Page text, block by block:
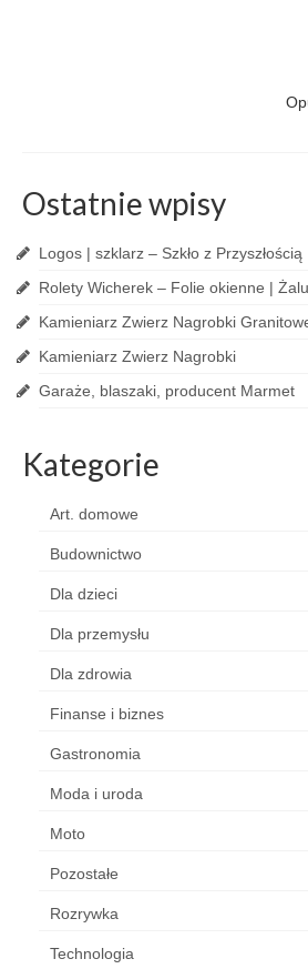
Ostatnie wpisy
Logos | szklarz – Szkło z Przyszłością
Rolety Wicherek – Folie okienne |
Kamieniarz Zwierz Nagrobki
Kamieniarz Zwierz Nagrobki
Garaże, blaszaki, producent Marmet
Kategorie
Art. domowe
Budownictwo
Dla dzieci
Dla przemysłu
Dla zdrowia
Finanse i biznes
Gastronomia
Moda i uroda
Moto
Pozostałe
Rozrywka
Technologia